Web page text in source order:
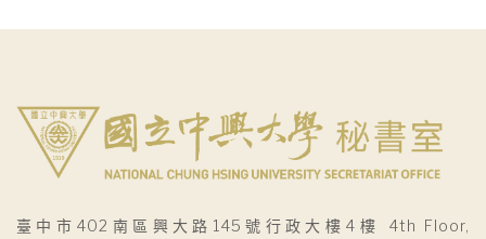
臺中市402南區興大路145號行政大樓4樓 4th Floor,